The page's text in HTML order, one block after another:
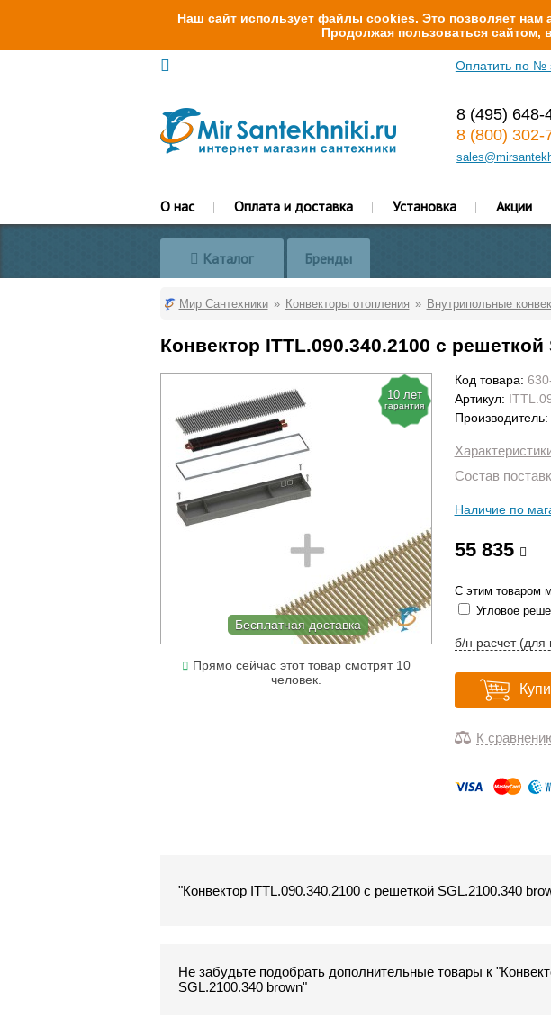
Наш сайт использует файлы cookies. Это позволяет нам
Продолжая пользоваться сайтом,
Оплатить по №
8 (495) 648-
8 (800) 302-
О нас Оплата и доставка Установка Акции
Каталог Бренды
Мир Сантехники Конвекторы отопления Внутрипольные
Конвектор ITTL.090.340.2100 с
10 лет
гарантия
Бесплатная доставка
Прямо сейчас этот товар смотрят 10
человек.
Код товара:
Артикул:
Производитель:
Состав
Наличие по
55 835
С этим товаром
Угловое
б/н расчет
К
"Конвектор ITTL.090.340.2100 с решеткой SGL.2100.340
Не забудьте подобрать дополнительные товары к
SGL.2100.340 brown"